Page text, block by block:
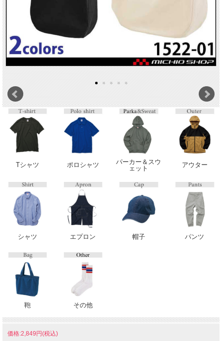
Tシャツ ポロシャツ
パーカー＆スウ
ェット
アウター
シャツ エプロン 帽子 パンツ
鞄 その他
価格:2,849円(税込)